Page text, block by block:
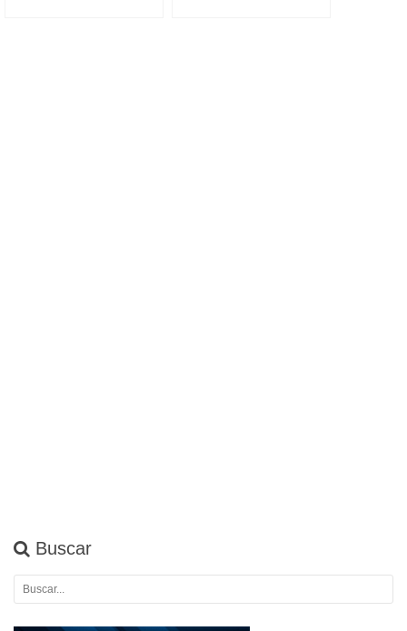
Buscar